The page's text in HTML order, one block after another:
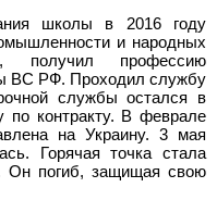
школы в 2016 году
и народных
получил профессию
ВС РФ. Проходил службу
службы остался в
по контракту. В феврале
на Украину. 3 мая
Горячая точка стала
Он погиб, защищая свою